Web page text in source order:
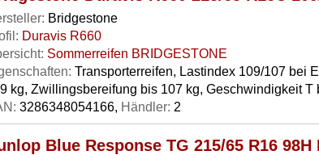
Bridgestone
Duravis R660
Sommerreifen BRIDGESTONE
Transporterreifen, Lastindex 109/107 bei
kg, Zwillingsbereifung bis 107 kg, Geschwindigkeit T
3286348054166, Händler: 2
Blue Response TG 215/65 R16 98H